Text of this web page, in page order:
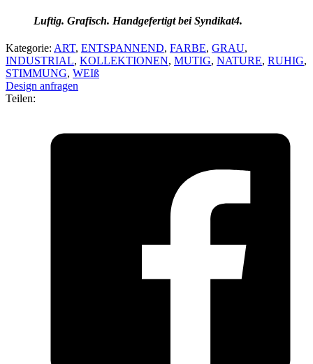
Luftig. Grafisch. Handgefertigt bei Syndikat4.
Kategorie: ART, ENTSPANNEND, FARBE, GRAU,
INDUSTRIAL, KOLLEKTIONEN, MUTIG, NATURE, RUHIG,
STIMMUNG, WEIß
Design anfragen
Teilen: